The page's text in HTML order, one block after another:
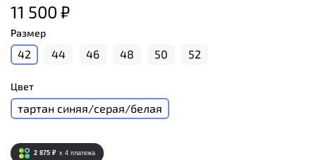
11 500 ₽
Размер
42 44 46 48 50 52
Цвет
тартан синяя/серая/белая
2 875 ₽ x 4 платежа